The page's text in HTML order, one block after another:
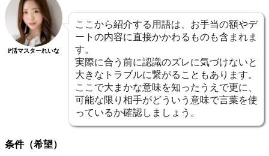
P活マスターれいな
ここから紹介する用語は、お手当の額やデ
ートの内容に直接かかわるものも含まれま
す。
実際に合う前に認識のズレに気づけないと
大きなトラブルに繋がることもあります。
ここで大まかな意味を知ったうえで更に、
可能な限り相手がどういう意味で言葉を使
っているか確認しましょう。
条件（希望）